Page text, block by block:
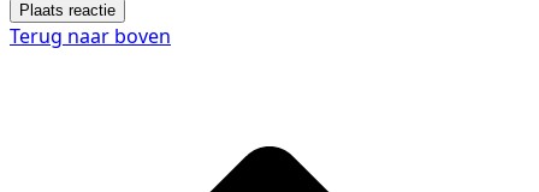
Plaats reactie
Terug naar boven